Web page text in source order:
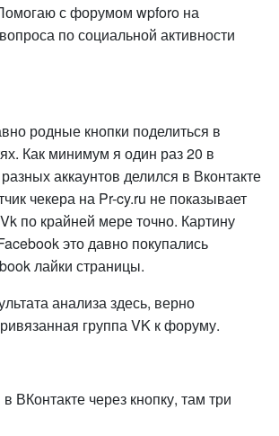
с форумом wpforo на
по социальной активности
родные кнопки поделиться в
Как минимум я один раз 20 в
аккаунтов делился в Вконтакте
чекера на Pr-cy.ru не показывает
по крайней мере точно. Картину
это давно покупались
лайки страницы.
анализа здесь, верно
группа VK к форуму.
ВКонтакте через кнопку, там три